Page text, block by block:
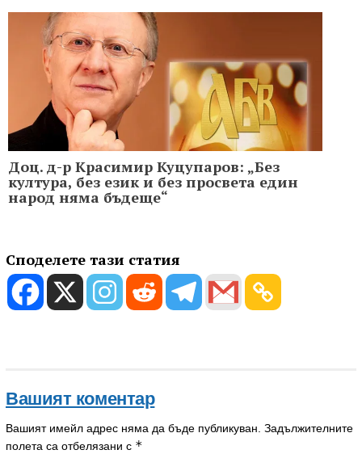
Доц. д-р Красимир Куцупаров: „Без
култура, без език и без просвета един
народ няма бъдеще“
Споделете тази статия
Вашият коментар
Вашият имейл адрес няма да бъде публикуван. Задължителните
полета са отбелязани с *